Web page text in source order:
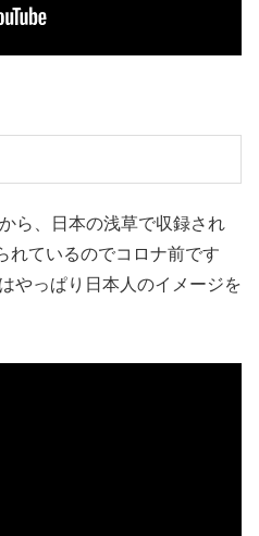
ら、日本の浅草で収録され
れているのでコロナ前です
やっぱり日本人のイメージを